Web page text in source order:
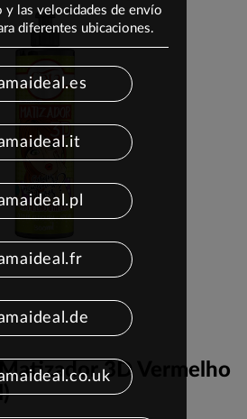
3D Vermelho
y las velocidades de envío
diferentes ubicaciones.